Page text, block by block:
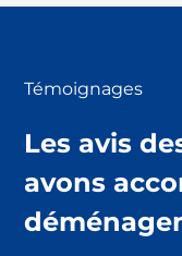
Témoignages
Les avis
avons